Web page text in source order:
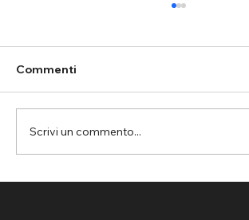
Commenti
Scrivi un commento...